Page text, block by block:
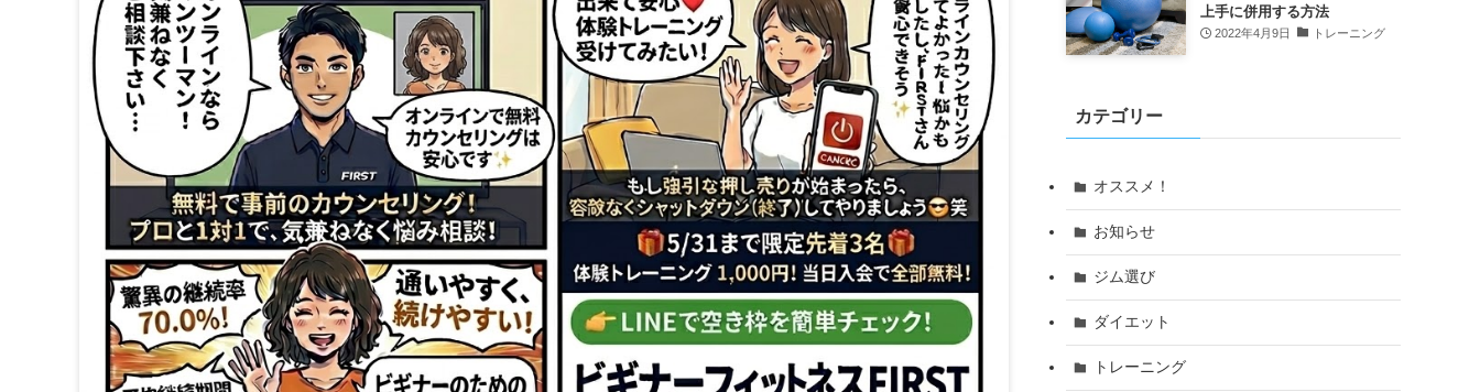
上手に併用する方法
2022年4月9日 トレーニング
カテゴリー
オススメ！
お知らせ
ジム選び
ダイエット
トレーニング